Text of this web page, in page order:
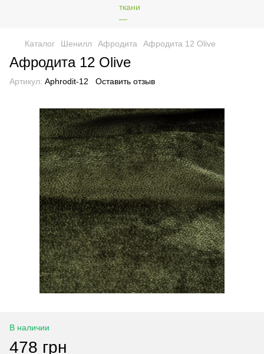
Каталог Шенилл Афродита Афродита 12 Olive
Афродита 12 Olive
Артикул: Aphrodit-12 Оставить отзыв
В наличии
478 грн